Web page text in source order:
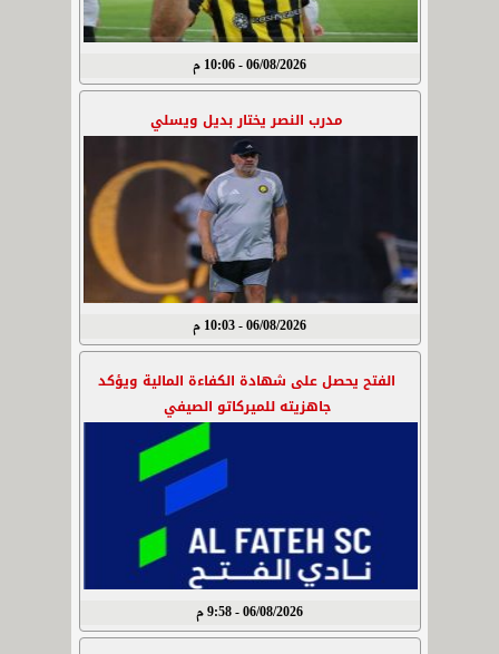
06/08/2026 - 10:06 م
مدرب النصر يختار بديل ويسلي
06/08/2026 - 10:03 م
الفتح يحصل على شهادة الكفاءة المالية ويؤكد
جاهزيته للميركاتو الصيفي
06/08/2026 - 9:58 م